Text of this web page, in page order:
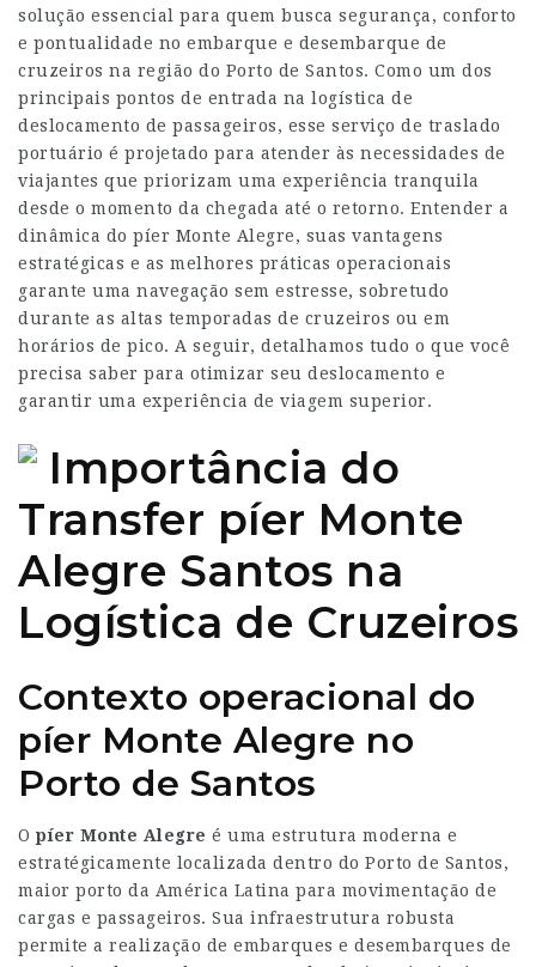
solução essencial para quem busca segurança, conforto
e pontualidade no embarque e desembarque de
cruzeiros na região do Porto de Santos. Como um dos
principais pontos de entrada na logística de
deslocamento de passageiros, esse serviço de traslado
portuário é projetado para atender às necessidades de
viajantes que priorizam uma experiência tranquila
desde o momento da chegada até o retorno. Entender a
dinâmica do píer Monte Alegre, suas vantagens
estratégicas e as melhores práticas operacionais
garante uma navegação sem estresse, sobretudo
durante as altas temporadas de cruzeiros ou em
horários de pico. A seguir, detalhamos tudo o que você
precisa saber para otimizar seu deslocamento e
garantir uma experiência de viagem superior.
Importância do
Transfer píer Monte
Alegre Santos na
Logística de Cruzeiros
Contexto operacional do
píer Monte Alegre no
Porto de Santos
O píer Monte Alegre é uma estrutura moderna e
estratégicamente localizada dentro do Porto de Santos,
maior porto da América Latina para movimentação de
cargas e passageiros. Sua infraestrutura robusta
permite a realização de embarques e desembarques de